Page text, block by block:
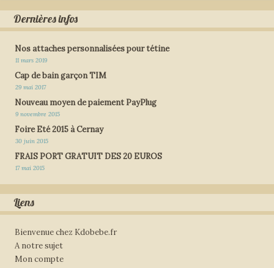
Dernières infos
Nos attaches personnalisées pour tétine
11 mars 2019
Cap de bain garçon TIM
29 mai 2017
Nouveau moyen de paiement PayPlug
9 novembre 2015
Foire Eté 2015 à Cernay
30 juin 2015
FRAIS PORT GRATUIT DES 20 EUROS
17 mai 2015
Liens
Bienvenue chez Kdobebe.fr
A notre sujet
Mon compte